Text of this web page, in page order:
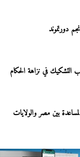
دورتموند
التشكيك في نزاهة الحكام
بين مصر والولايات